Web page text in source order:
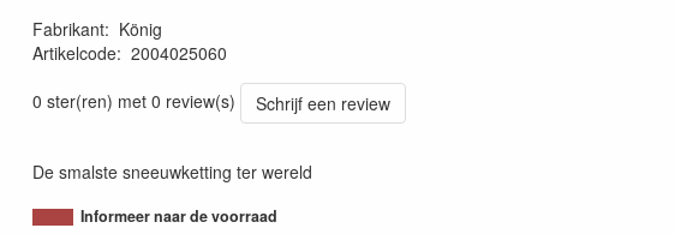
Fabrikant: König
Artikelcode: 2004025060
0 ster(ren) met 0 review(s)
Schrijf een review
De smalste sneeuwketting ter wereld
Informeer naar de voorraad